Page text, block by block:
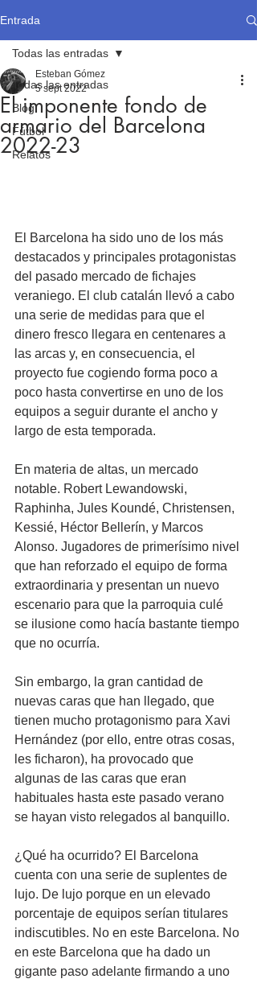
Entrada
Todas las entradas
Blog
Fútbol
Relatos
Todas las entradas
El imponente fondo de
armario del Barcelona
2022-23
Esteban Gómez
5 sept 2022
El Barcelona ha sido uno de los más
destacados y principales protagonistas
del pasado mercado de fichajes
veraniego. El club catalán llevó a cabo
una serie de medidas para que el
dinero fresco llegara en centenares a
las arcas y, en consecuencia, el
proyecto fue cogiendo forma poco a
poco hasta convertirse en uno de los
equipos a seguir durante el ancho y
largo de esta temporada.
En materia de altas, un mercado
notable. Robert Lewandowski,
Raphinha, Jules Koundé, Christensen,
Kessié, Héctor Bellerín, y Marcos
Alonso. Jugadores de primerísimo nivel
que han reforzado el equipo de forma
extraordinaria y presentan un nuevo
escenario para que la parroquia culé
se ilusione como hacía bastante tiempo
que no ocurría.
Sin embargo, la gran cantidad de
nuevas caras que han llegado, que
tienen mucho protagonismo para Xavi
Hernández (por ello, entre otras cosas,
les ficharon), ha provocado que
algunas de las caras que eran
habituales hasta este pasado verano
se hayan visto relegados al banquillo.
¿Qué ha ocurrido? El Barcelona
cuenta con una serie de suplentes de
lujo. De lujo porque en un elevado
porcentaje de equipos serían titulares
indiscutibles. No en este Barcelona. No
en este Barcelona que ha dado un
gigante paso adelante firmando a uno